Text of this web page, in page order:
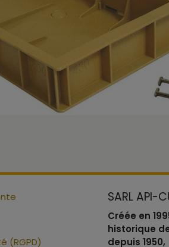
(RGPD)
SARL API-
Créée en
historique
depuis 1950,